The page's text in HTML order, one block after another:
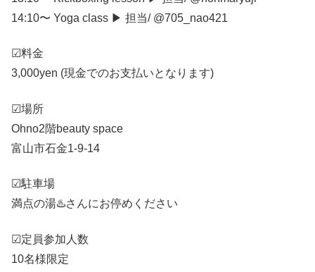
14:10〜 Yoga class ▶︎ 担当/ @705_nao421
☑︎料金
3,000yen (現金でのお支払いとなります)
☑︎場所
Ohno2階beauty space
富山市石金1-9-14
☑︎駐車場
満点の湯♨️さんにお停めください
☑︎定員参加人数
10名様限定